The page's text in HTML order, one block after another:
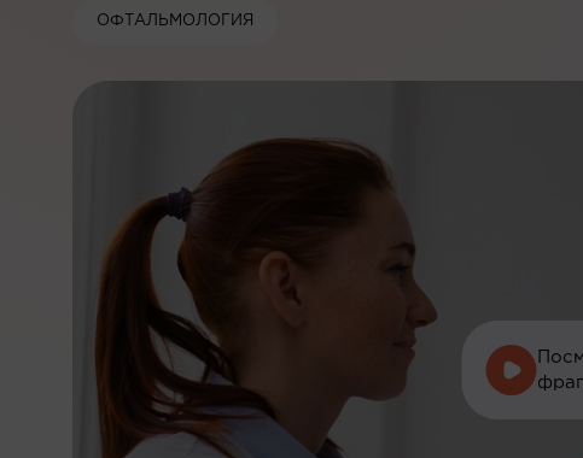
ОФТАЛЬМОЛОГИЯ